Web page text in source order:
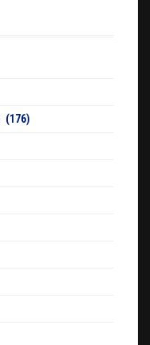
(176)